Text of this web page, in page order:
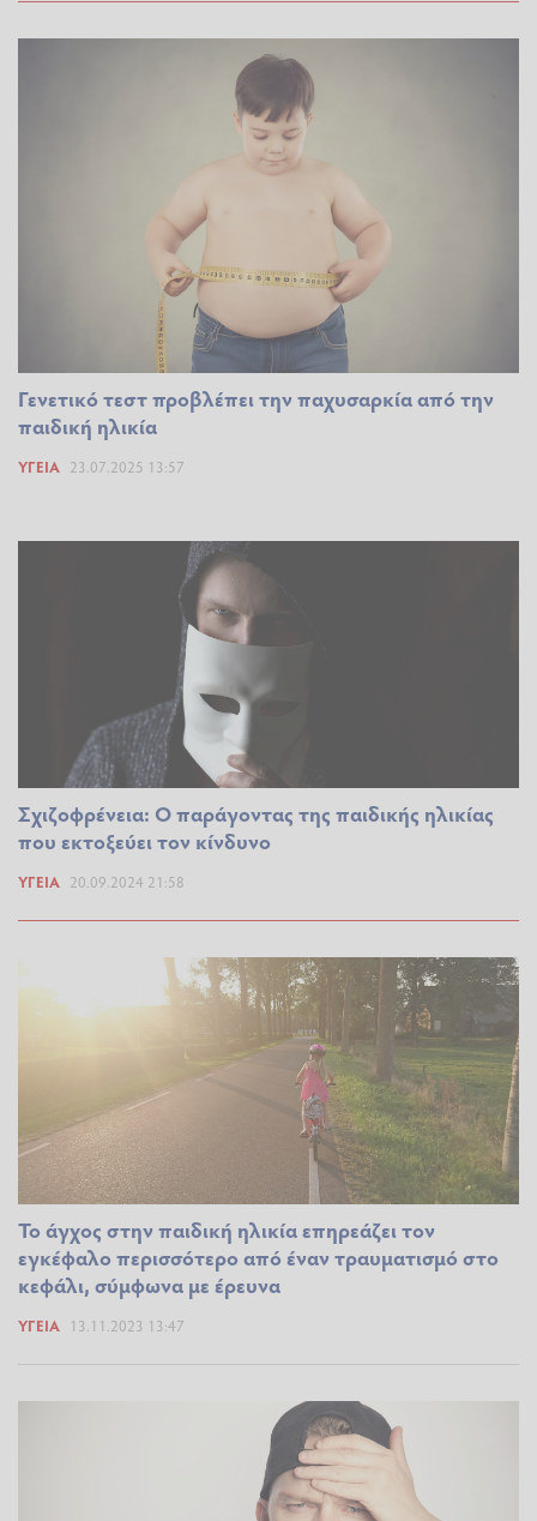
Γενετικό τεστ προβλέπει την παχυσαρκία από την
παιδική ηλικία
ΥΓΕΊΑ 23.07.2025 13:57
Σχιζοφρένεια: Ο παράγοντας της παιδικής ηλικίας
που εκτοξεύει τον κίνδυνο
ΥΓΕΊΑ 20.09.2024 21:58
Το άγχος στην παιδική ηλικία επηρεάζει τον
εγκέφαλο περισσότερο από έναν τραυματισμό στο
κεφάλι, σύμφωνα με έρευνα
ΥΓΕΊΑ 13.11.2023 13:47